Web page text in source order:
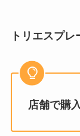
トリエスプレ
店舗で購